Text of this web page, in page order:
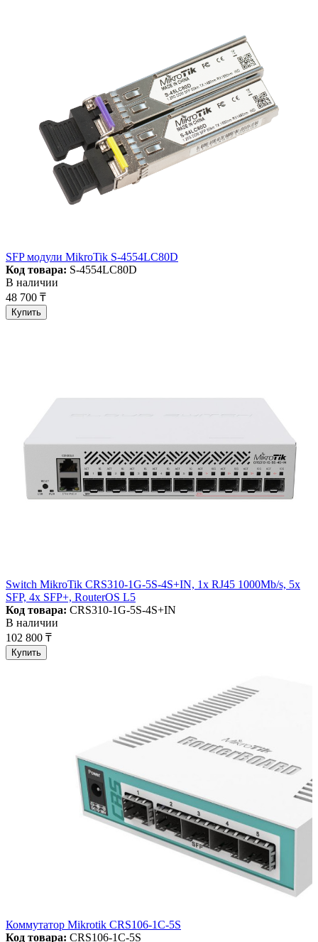
SFP модули MikroTik S-4554LC80D
Код товара: S-4554LC80D
В наличии
48 700 ₸
Купить
Switch MikroTik CRS310-1G-5S-4S+IN, 1x RJ45 1000Mb/s, 5x
SFP, 4x SFP+, RouterOS L5
Код товара: CRS310-1G-5S-4S+IN
В наличии
102 800 ₸
Купить
Коммутатор Mikrotik CRS106-1C-5S
Код товара: CRS106-1C-5S